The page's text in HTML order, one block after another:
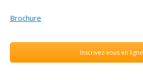
Brochure
Inscrivez-vous en ligne